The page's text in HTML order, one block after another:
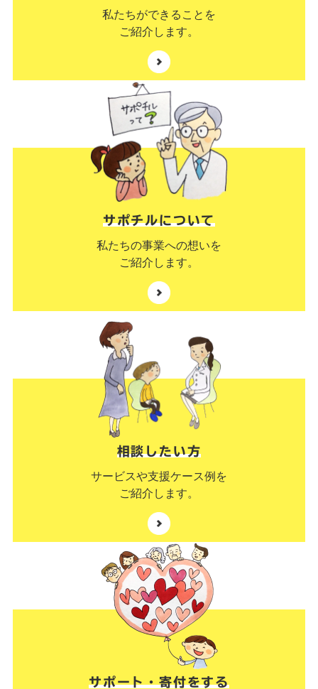
私たちができることを
ご紹介します。
サポチルについて
私たちの事業への想いを
ご紹介します。
相談したい方
サービスや支援ケース例を
ご紹介します。
サポート・寄付をする